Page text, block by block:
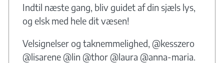
Indtil næste gang, bliv guidet af din sjæls lys,
og elsk med hele dit væsen!
Velsignelser og taknemmelighed, @kesszero
@lisarene @lin @thor @laura @anna-maria.